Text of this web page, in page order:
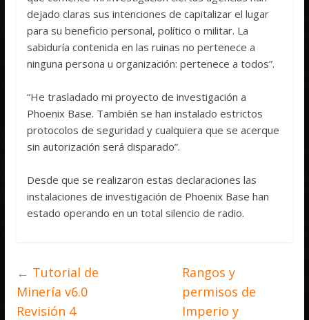
dejado claras sus intenciones de capitalizar el lugar
para su beneficio personal, político o militar. La
sabiduría contenida en las ruinas no pertenece a
ninguna persona u organización: pertenece a todos”.
“He trasladado mi proyecto de investigación a
Phoenix Base. También se han instalado estrictos
protocolos de seguridad y cualquiera que se acerque
sin autorización será disparado”.
Desde que se realizaron estas declaraciones las
instalaciones de investigación de Phoenix Base han
estado operando en un total silencio de radio.
← Tutorial de
Minería v6.0
Revisión 4
Rangos y
permisos de
Imperio y